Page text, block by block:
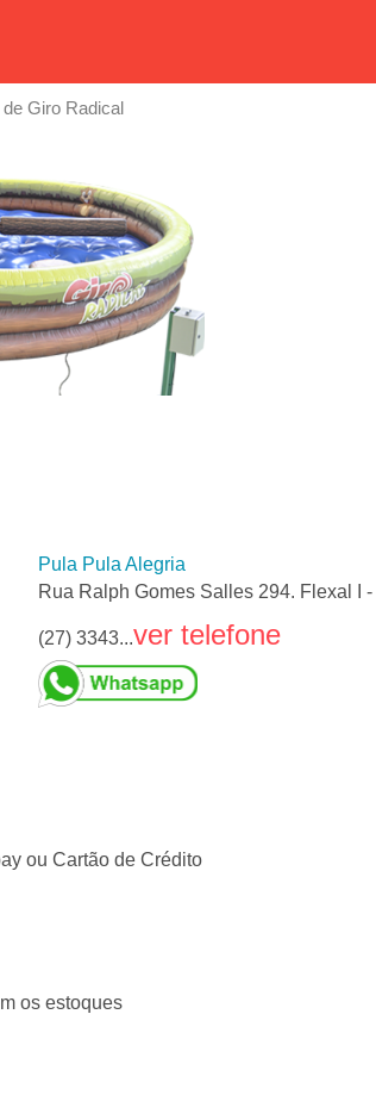
Giro Radical
Pula Pula Alegria
Rua Ralph Gomes Salles 294. Flexal I
(27) 3343...ver telefone
ou Cartão de Crédito
os estoques